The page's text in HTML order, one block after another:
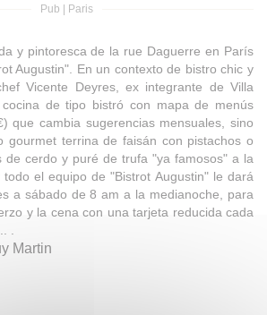
Pub Paris
y pintoresca de la rue Daguerre en París
Augustin". En un contexto de bistro chic y
Vicente Deyres, ex integrante de Villa
de tipo bistró con mapa de menús
que cambia sugerencias mensuales, sino
gourmet terrina de faisán con pistachos o
de cerdo y puré de trufa "ya famosos" a la
el equipo de "Bistrot Augustin" le dará
a sábado de 8 am a la medianoche, para
y la cena con una tarjeta reducida cada
.
Martin